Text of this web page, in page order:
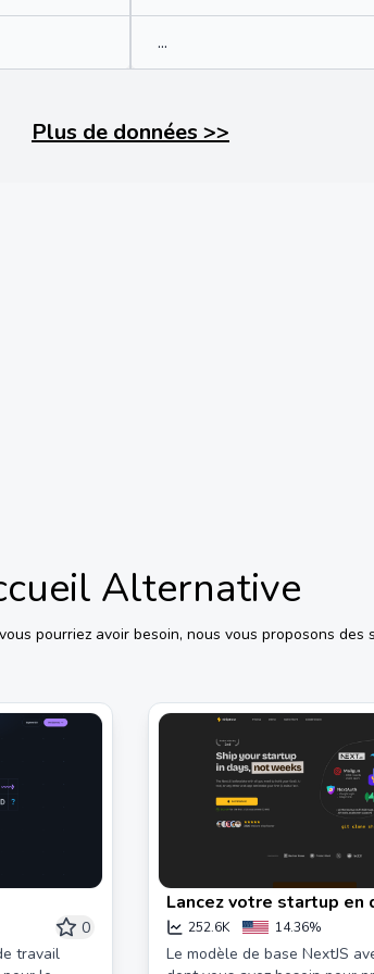
...
Plus de données >>
Alternative
pourriez avoir besoin, nous vous proposons des
0
travail
Lancez votre startup en
jours, pas en semaines |
252.6K 14.36%
Le modèle de base NextJS